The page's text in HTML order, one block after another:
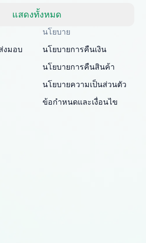
แสดงทั้งหมด
Very professional company as
add my apartment number in
contacted them with the
They updated my address
be returning to order parts
for the responsive
and for being a reliable
yoshi three times within
two orders were received timely
The third order was not
According to yoshi's shipper, the
somewhere within the U.S.
was shipped and received.
for giving them 4 stars instead
that nobody else can beat.
USA… I’m happy!
my 6th time ordering parts for
is hard to find these days). Item
is understandable, the package
More so, I am genuinely happy
whether the item I added to
or not. It's hassle free, I've
my previous orders but they
parts all in perfect condition I
about this site very reliable
at good time, all just because
making my cars more
) area insane good shape for
you yoshi, for caring
also because i can look for all
for upgrading from LX to VX
GONZALEZ
งมอบ
นโยบาย
นโยบายการคืนเงิน
นโยบายการคืนสินค้า
นโยบายความเป็นส่วนตัว
ข้อกำหนดและเงื่อนไข